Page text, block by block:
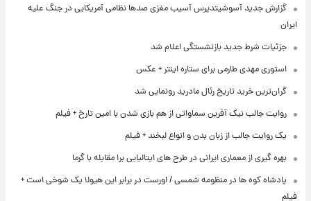
گزارش جدید آسوشیتدپرس آسیب مغزی صدها نظامی آمریکایی در جنگ علیه
ایران
جزئیات شرط جدید بازنشستگی اعلام شد
استوری مهدی طارمی برای ستاره اینتر + عکس
گران‌ترین خرید تاریخ رئال مادرید رونمایی شد
روایت جالب نیک آفرین سماواتی از هم بازی شدن با امین تارخ + فیلم
یک روایت جالب از زبان بدن و انواع لبخند + فیلم
بهره گیری از معماری ایرانی در طرح های ایتالیایی برا مقابله با گرما
پادشاه کوه ها در منظومه شمسی / اورست در برابر این هیولا یک شوخی است +
فیلم